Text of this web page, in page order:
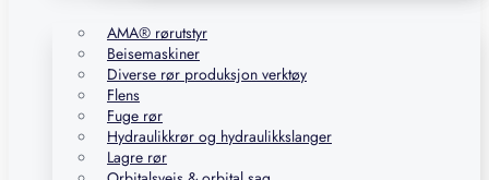
AMA® rørutstyr
Beisemaskiner
Diverse rør produksjon verktøy
Flens
Fuge rør
Hydraulikkrør og hydraulikkslanger
Lagre rør